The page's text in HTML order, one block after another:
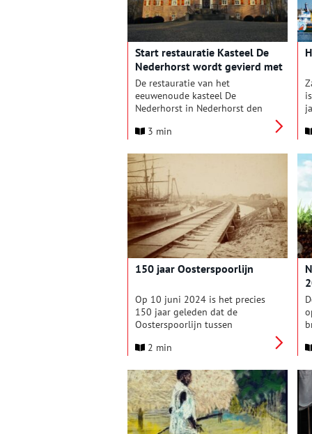
Start restauratie Kasteel De
Nederhorst wordt gevierd met
drie culturele activiteiten
De restauratie van het
eeuwenoude kasteel De
Nederhorst in Nederhorst den
van drie culturele activiteiten
restauratie door Stadsherstel
Amsterdam ingeluid. Het kasteel
in restauratie zal dan als decor
dienen.
3 min
150 jaar Oosterspoorlijn
Op 10 juni 2024 is het precies
150 jaar geleden dat de
Oosterspoorlijn tussen
een zijtak van Hilversum naar
viert deze historische
gebeurtenis met onder meer
een speciale podcast.
2 min